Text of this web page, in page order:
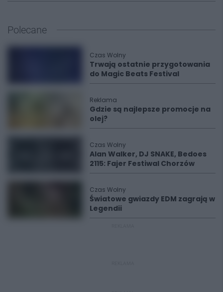
Polecane
Czas Wolny
Trwają ostatnie przygotowania
do Magic Beats Festival
Reklama
Gdzie są najlepsze promocje na
olej?
Czas Wolny
Alan Walker, DJ SNAKE, Bedoes
2115: Fajer Festiwal Chorzów
Czas Wolny
Światowe gwiazdy EDM zagrają w
Legendii